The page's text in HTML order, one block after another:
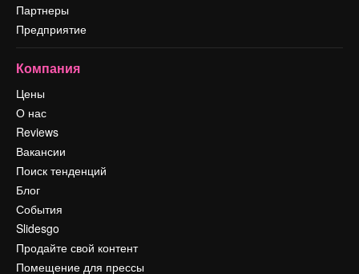
Партнеры
Предприятие
Компания
Цены
О нас
Reviews
Вакансии
Поиск тенденций
Блог
События
Slidesgo
Продайте свой контент
Помещение для прессы